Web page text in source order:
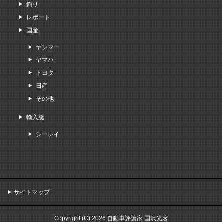
釣り
レポート
国産
ヤンマー
ヤマハ
トヨタ
日産
その他
輸入艇
シーレイ
サイトマップ
Copyright (C) 2026 自動車評論家 国沢光宏